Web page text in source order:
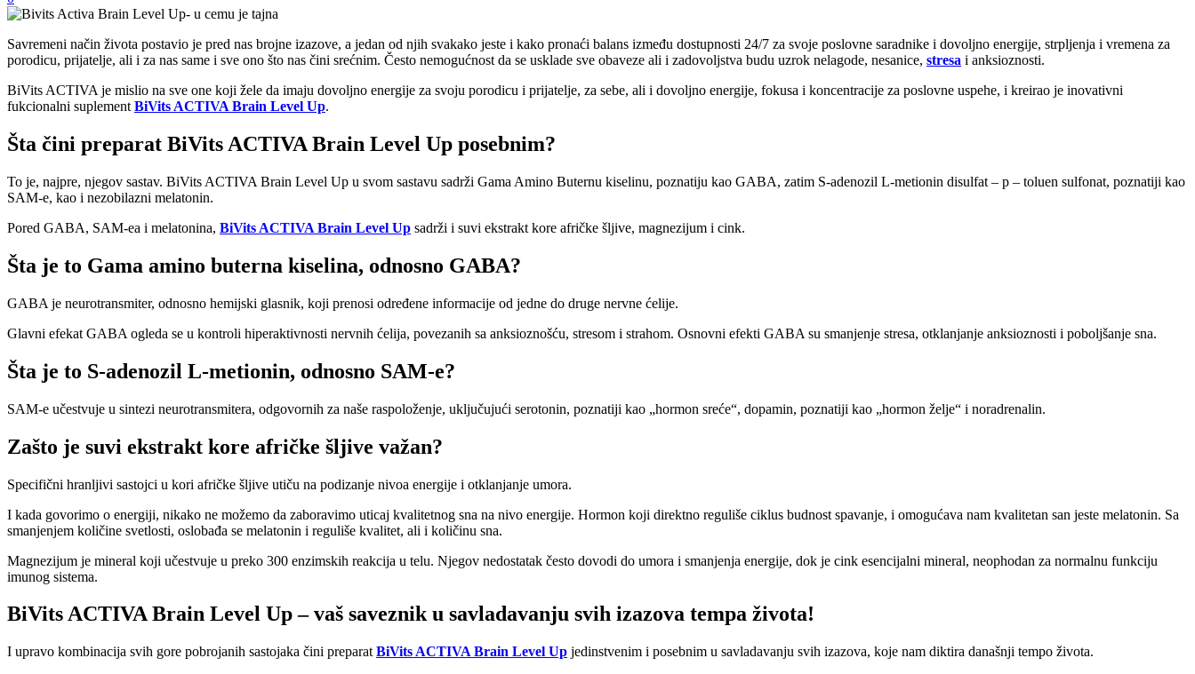
Savremeni način života postavio je pred nas brojne izazove, a jedan od njih svakako jeste i kako pronaći balans između dostupnosti 24/7 za svoje poslovne saradnike i dovoljno energije, strpljenja i vremena za
porodicu, prijatelje, ali i za nas same i sve ono što nas čini srećnim. Često nemogućnost da se usklade sve obaveze ali i zadovoljstva budu uzrok nelagode, nesanice, stresa i anksioznosti.
BiVits ACTIVA je mislio na sve one koji žele da imaju dovoljno energije za svoju porodicu i prijatelje, za sebe, ali i dovoljno energije, fokusa i koncentracije za poslovne uspehe, i kreirao je inovativni
fukcionalni suplement BiVits ACTIVA Brain Level Up.
Šta čini preparat BiVits ACTIVA Brain Level Up posebnim?
To je, najpre, njegov sastav. BiVits ACTIVA Brain Level Up u svom sastavu sadrži Gama Amino Buternu kiselinu, poznatiju kao GABA, zatim S-adenozil L-metionin disulfat – p – toluen sulfonat, poznatiji kao
SAM-e, kao i nezobilazni melatonin.
Pored GABA, SAM-ea i melatonina, BiVits ACTIVA Brain Level Up sadrži i suvi ekstrakt kore afričke šljive, magnezijum i cink.
Šta je to Gama amino buterna kiselina, odnosno GABA?
GABA je neurotransmiter, odnosno hemijski glasnik, koji prenosi određene informacije od jedne do druge nervne ćelije.
Glavni efekat GABA ogleda se u kontroli hiperaktivnosti nervnih ćelija, povezanih sa anksioznošću, stresom i strahom. Osnovni efekti GABA su smanjenje stresa, otklanjanje anksioznosti i poboljšanje sna.
Šta je to S-adenozil L-metionin, odnosno SAM-e?
SAM-e učestvuje u sintezi neurotransmitera, odgovornih za naše raspoloženje, uključujući serotonin, poznatiji kao „hormon sreće“, dopamin, poznatiji kao „hormon želje“ i noradrenalin.
Zašto je suvi ekstrakt kore afričke šljive važan?
Specifični hranljivi sastojci u kori afričke šljive utiču na podizanje nivoa energije i otklanjanje umora.
I kada govorimo o energiji, nikako ne možemo da zaboravimo uticaj kvalitetnog sna na nivo energije. Hormon koji direktno reguliše ciklus budnost spavanje, i omogućava nam kvalitetan san jeste melatonin. Sa
smanjenjem količine svetlosti, oslobađa se melatonin i reguliše kvalitet, ali i količinu sna.
Magnezijum je mineral koji učestvuje u preko 300 enzimskih reakcija u telu. Njegov nedostatak često dovodi do umora i smanjenja energije, dok je cink esencijalni mineral, neophodan za normalnu funkciju
imunog sistema.
BiVits ACTIVA Brain Level Up – vaš saveznik u savladavanju svih izazova tempa života!
I upravo kombinacija svih gore pobrojanih sastojaka čini preparat BiVits ACTIVA Brain Level Up jedinstvenim i posebnim u savladavanju svih izazova, koje nam diktira današnji tempo života.